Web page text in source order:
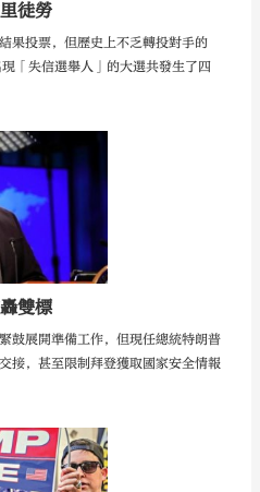
徒勞
果投票，但歷史上不乏轉投對手的
「失信選舉人」的大選共發生了四
雙標
鼓展開準備工作，但現任總統特朗普
接，甚至限制拜登獲取國家安全情報